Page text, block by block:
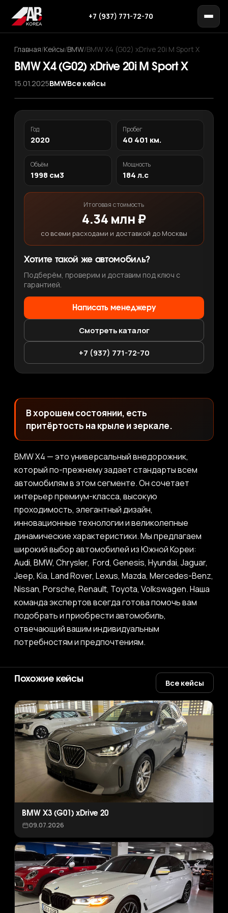
+7 (937) 771-72-70
Главная/Кейсы/BMW/BMW X4 (G02) xDrive 20i M Sport X
BMW X4 (G02) xDrive 20i M Sport X
15.01.2025BMWВсе кейсы
‹
›
1/ 12
Год
2020
Пробег
40 401 км.
Объём
1998 см3
Мощность
184 л.с
Итоговая стоимость
4.34 млн ₽
со всеми расходами и доставкой до Москвы
Хотите такой же автомобиль?
Подберём, проверим и доставим под ключ с
гарантией.
Написать менеджеру
Смотреть каталог
+7 (937) 771-72-70
В хорошем состоянии, есть
притёртость на крыле и зеркале.
BMW X4 — это универсальный внедорожник,
который по-прежнему задает стандарты всем
автомобилям в этом сегменте. Он сочетает
интерьер премиум-класса, высокую
проходимость, элегантный дизайн,
инновационные технологии и великолепные
динамические характеристики. Мы предлагаем
широкий выбор автомобилей из Южной Кореи:
Audi, BMW, Chrysler, Ford, Genesis, Hyundai, Jaguar,
Jeep, Kia, Land Rover, Lexus, Mazda, Mercedes-Benz,
Nissan, Porsche, Renault, Toyota, Volkswagen. Наша
команда экспертов всегда готова помочь вам
подобрать и приобрести автомобиль,
отвечающий вашим индивидуальным
потребностям и предпочтениям.
Похожие кейсы Все кейсы
BMW X3 (G01) xDrive 20
09.07.2026